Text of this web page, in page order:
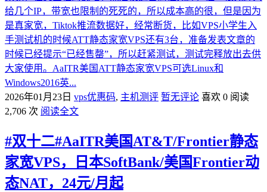
给几个IP，带宽也限制的死死的，所以成本高的很，但是因为
是真家宽，Tiktok推流数据好，经常断货，比如VPS小学生入
手测试机的时候ATT静态家宽VPS还有3台，准备发表文章的
时候已经提示“已经售罄”，所以赶紧测试，测试完释放出去供
大家使用。AaITR美国ATT静态家宽VPS可选Linux和
Windows2016英...
2026年01月23日 vps优惠码, 主机测评 暂无评论 喜欢 0 阅读
2,706 次 阅读全文
#双十二#AaITR美国AT&T/Frontier静态
家宽VPS，日本SoftBank/美国Frontier动
态NAT，24元/月起